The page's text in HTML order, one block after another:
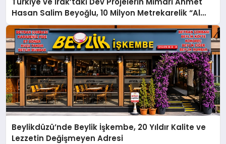
Hasan Salim Beyoğlu, 10 Milyon Metrekarelik “Al
Yusuf Holding Industrial City” Projesini Hayata
Geçirecek
Beylikdüzü’nde Beylik İşkembe, 20 Yıldır Kalite ve
Lezzetin Değişmeyen Adresi